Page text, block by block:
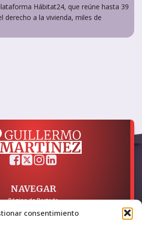
consentimiento
Hábitat24, que reúne hasta 39
derecho a la vivienda, miles de
NAVEGAR
Página de Portada